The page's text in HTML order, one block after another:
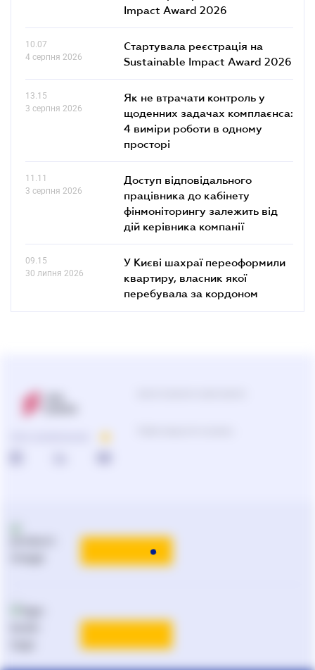
Impact Award 2026
10.07
4 серпня 2026
Стартувала реєстрація на
Sustainable Impact Award 2026
13.15
3 серпня 2026
Як не втрачати контроль у
щоденних задачах комплаєнса:
4 виміри роботи в одному
просторі
11.11
3 серпня 2026
Доступ відповідального
працівника до кабінету
фінмоніторингу залежить від
дій керівника компанії
09.15
30 липня 2026
У Києві шахраї переоформили
квартиру, власник якої
перебувала за кордоном